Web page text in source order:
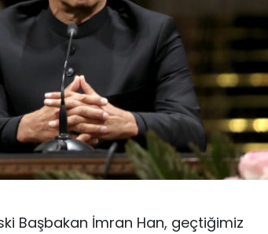
Başbakan İmran Han, geçtiğimiz